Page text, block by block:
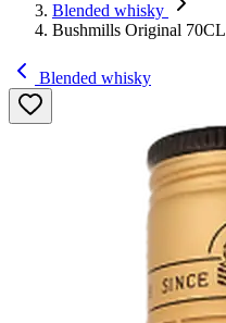
Blended whisky
Bushmills Original 70CL
Blended whisky